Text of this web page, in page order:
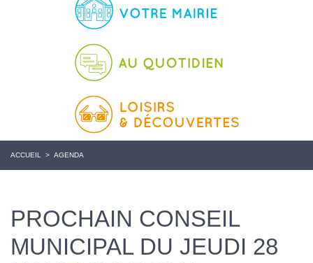
ACCUEIL > AGENDA
PROCHAIN CONSEIL
MUNICIPAL DU JEUDI 28